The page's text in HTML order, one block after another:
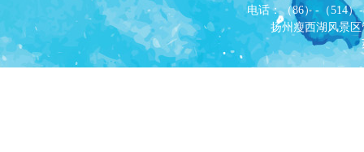
电话：（86）-（514）
扬州瘦西湖风景